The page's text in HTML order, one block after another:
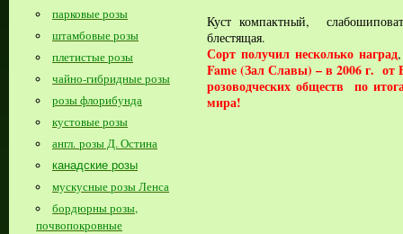
парковые розы
штамбовые розы
плетистые розы
чайно-гибридные розы
розы флорибунда
кустовые розы
англ. розы Д. Остина
канадские розы
мускусные розы Ленса
бордюрны розы,
почвопокровные
Куст компактный,
блестящая.
Сорт получил несколько наград
Fame (Зал Славы) – в 2006 г. от
розоводческих обществ по
мира!